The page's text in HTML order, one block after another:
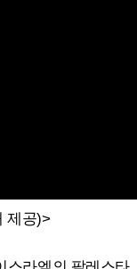
제공)>